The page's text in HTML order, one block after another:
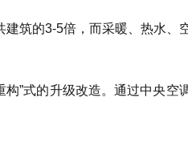
筑的3-5倍，而采暖、热水
”式的升级改造。通过中央